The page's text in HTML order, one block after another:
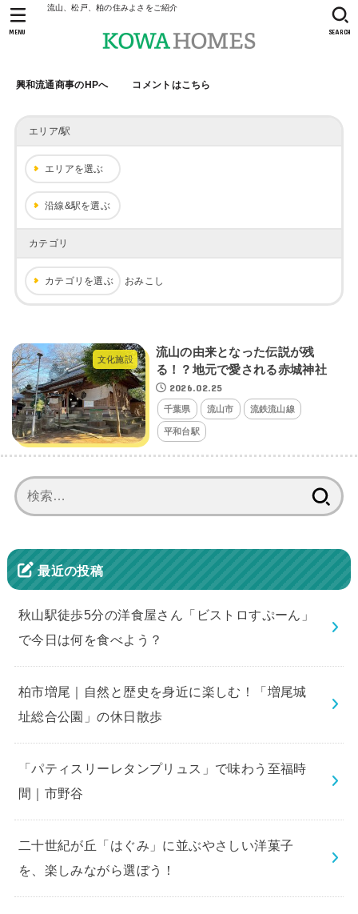
流山、松戸、柏の住みよさをご紹介
興和流通商事のHPへ コメントはこちら
SEARCH
MENU
エリア/駅
エリアを選ぶ
沿線&駅を選ぶ
カテゴリ
カテゴリを選ぶ おみこし
文化施設
流山の由来となった伝説が残
る！？地元で愛される赤城神社
2026.02.25
千葉県 流山市 流鉄流山線
平和台駅
索:
最近の投稿
秋山駅徒歩5分の洋食屋さん「ビストロすぷーん」
で今日は何を食べよう？
柏市増尾｜自然と歴史を身近に楽しむ！「増尾城
址総合公園」の休日散歩
「パティスリーレタンプリュス」で味わう至福時
間｜市野谷
二十世紀が丘「はぐみ」に並ぶやさしい洋菓子
を、楽しみながら選ぼう！